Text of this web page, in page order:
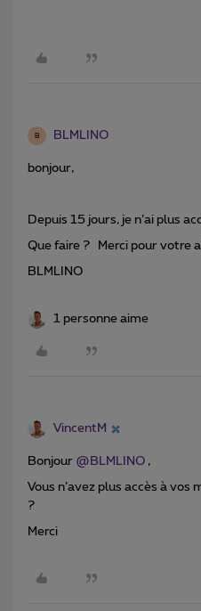
B BLMLINO
bonjour,
Depuis 15 jours, je n’ai plus
Que faire ? Merci pour votre
BLMLINO
1 personne aime
VincentM
Bonjour @BLMLINO ,
Vous n’avez plus accès à vos
?
Merci